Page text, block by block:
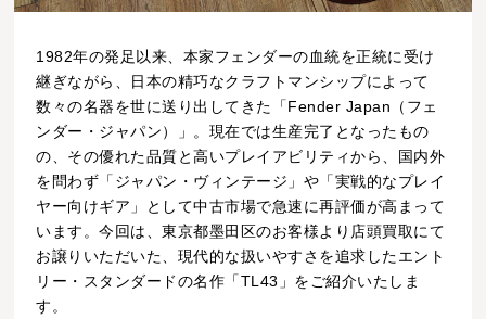
1982年の発足以来、本家フェンダーの血統を正統に受け
継ぎながら、日本の精巧なクラフトマンシップによって
数々の名器を世に送り出してきた「Fender Japan（フェ
ンダー・ジャパン）」。現在では生産完了となったもの
の、その優れた品質と高いプレイアビリティから、国内外
を問わず「ジャパン・ヴィンテージ」や「実戦的なプレイ
ヤー向けギア」として中古市場で急速に再評価が高まって
います。今回は、東京都墨田区のお客様より店頭買取にて
お譲りいただいた、現代的な扱いやすさを追求したエント
リー・スタンダードの名作「TL43」をご紹介いたしま
す。